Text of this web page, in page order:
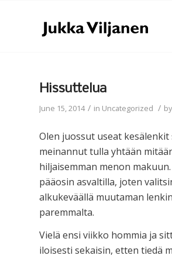
Hissuttelua
June 15, 2014 / in Uncategorized / by
Olen juossut useat
meinannut tulla yhtään
hiljaisemman menon
pääosin asvaltilla, joten
alkukeväällä muutaman
paremmalta.
Vielä ensi viikko hommia ja
iloisesti sekaisin, etten tiedä